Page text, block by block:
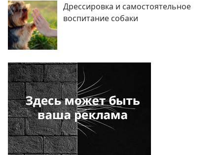
Дрессировка и самостоятельное
воспитание собаки